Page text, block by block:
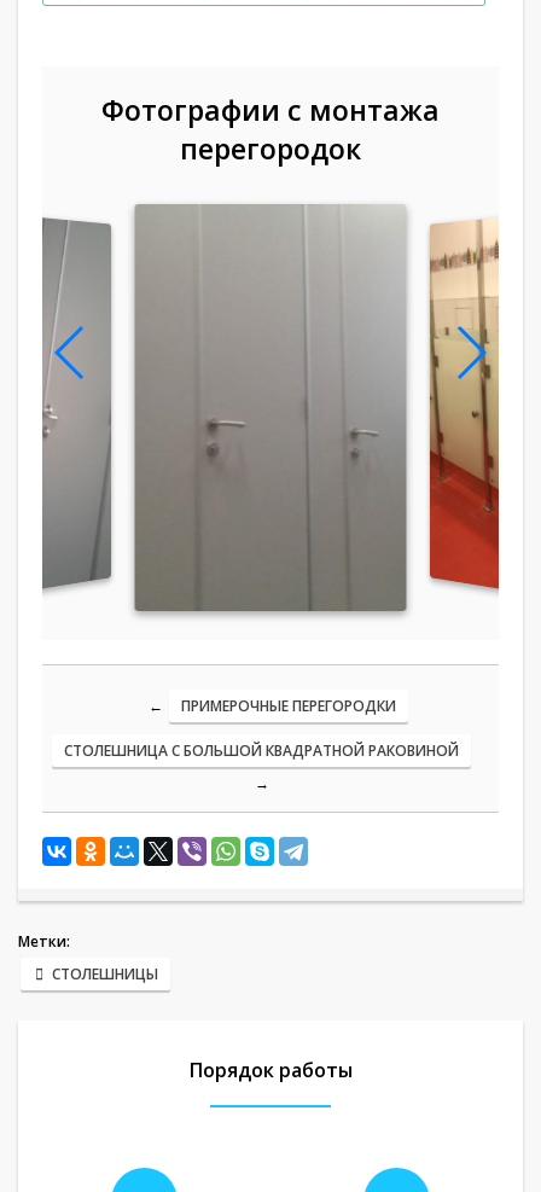
Фотографии с монтажа
перегородок
← ПРИМЕРОЧНЫЕ ПЕРЕГОРОДКИ
СТОЛЕШНИЦА С БОЛЬШОЙ КВАДРАТНОЙ РАКОВИНОЙ
→
Метки:
СТОЛЕШНИЦЫ
Порядок работы